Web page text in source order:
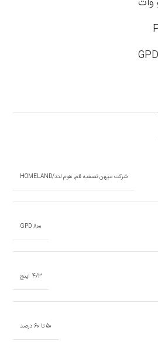
شرکت میهن تصفیه قم, هوم لند/HOMELAND
800 GPD
4/3 اینچ
50 تا 60 درصد